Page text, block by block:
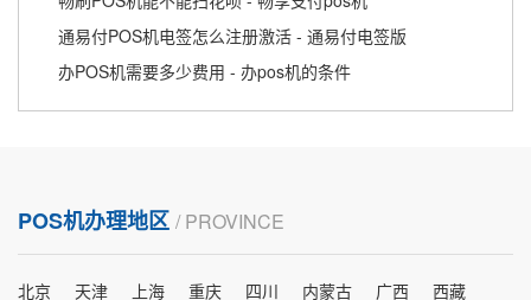
通易付POS机电签怎么注册激活 - 通易付电签版
办POS机需要多少费用 - 办pos机的条件
POS机办理地区 / PROVINCE
北京 天津 上海 重庆 四川 内蒙古 广西 西藏